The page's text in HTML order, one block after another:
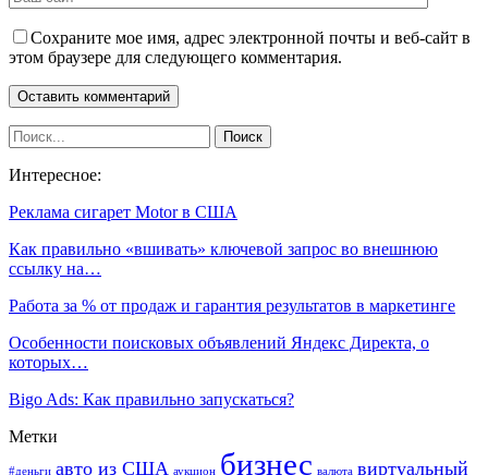
Сохраните мое имя, адрес электронной почты и веб-сайт в
этом браузере для следующего комментария.
Интересное:
Реклама сигарет Motor в США
Как правильно «вшивать» ключевой запрос во внешнюю
ссылку на…
Работа за % от продаж и гарантия результатов в маркетинге
Особенности поисковых объявлений Яндекс Директа, о
которых…
Bigo Ads: Как правильно запускаться?
Метки
#деньги авто из США аукцион бизнес валюта виртуальный